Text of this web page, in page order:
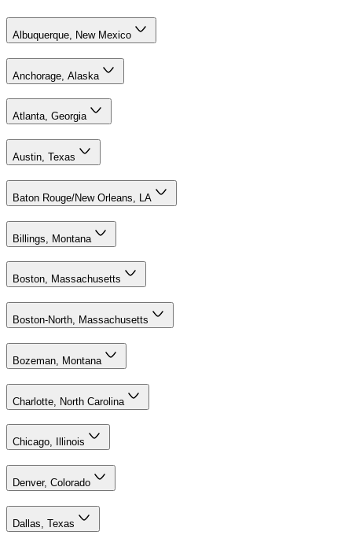
Albuquerque, New Mexico
Anchorage, Alaska
Atlanta, Georgia
Austin, Texas
Baton Rouge/New Orleans, LA
Billings, Montana
Boston, Massachusetts
Boston-North, Massachusetts
Bozeman, Montana
Charlotte, North Carolina
Chicago, Illinois
Denver, Colorado
Dallas, Texas